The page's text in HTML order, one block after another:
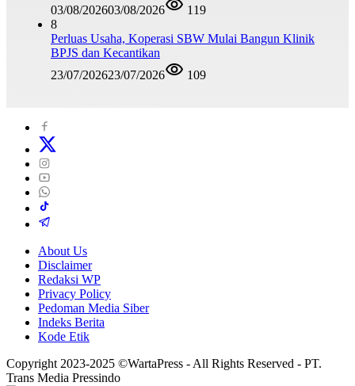
03/08/202603/08/2026
119
8
Perluas Usaha, Koperasi SBW Mulai Bangun Klinik
BPJS dan Kecantikan
23/07/202623/07/2026 109
About Us
Disclaimer
Redaksi WP
Privacy Policy
Pedoman Media Siber
Indeks Berita
Kode Etik
Copyright 2023-2025 ©WartaPress - All Rights Reserved - PT.
Trans Media Pressindo